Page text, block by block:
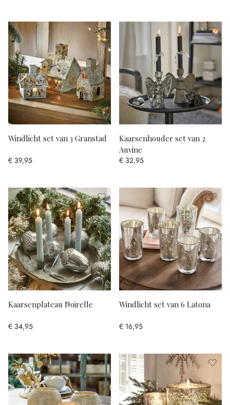
Windlicht set van 3 Granstad
€ 39,95
Kaarsenhouder set van 2
Auvine
€ 32,95
Kaarsenplateau Noirelle
€ 34,95
Windlicht set van 6 Latona
€ 16,95